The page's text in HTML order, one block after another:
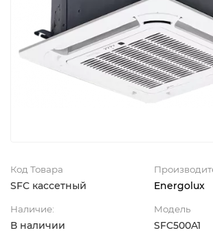
Код Товара
SFC кассетный Energolux
Наличие:
В наличии
Модель
SFC500A1